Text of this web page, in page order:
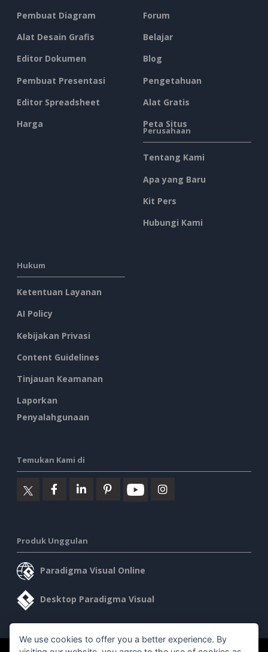
Pembuat Diagram
Alat Desain Grafis
Editor Dokumen
Pembuat Presentasi
Editor Spreadsheet
Harga
Forum
Belajar
Blog
Pengetahuan
Alat Gratis
Peta Situs
Perusahaan
Tentang Kami
Apa yang Baru
Kit Pers
Hubungi Kami
Hukum
Ketentuan Layanan
AI Policy
Kebijakan Privasi
Content Guidelines
Tinjauan Keamanan
Laporkan
Penyalahgunaan
Temukan Kami di
Produk Unggulan
Paradigma Visual Online
Desktop Paradigma Visual
We use cookies to offer you a better experience. By